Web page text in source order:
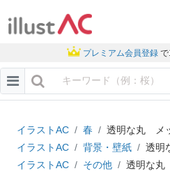
プレミアム会員登録 で
イラストAC 春
透明な丸 メ
イラストAC
背景・壁紙
透明
イラストAC
その他 透明な